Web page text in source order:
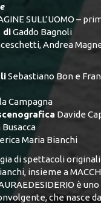
SULL’UOMO –
diGaddo Bagnoli
Andrea
Sebastiano Bon e
Campagna
Davide
Maria Bianchi
di spettacoli
insieme a
è
che nasce